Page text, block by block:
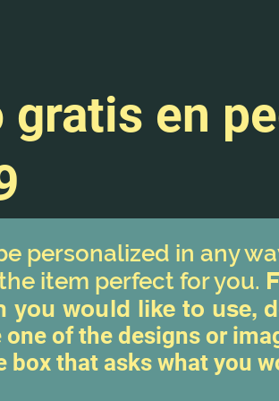
gratis en
personalized in any
item perfect for you.
you would like to use,
one of the designs or
box that asks what you